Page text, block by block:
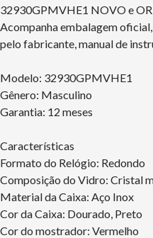
32930GPMVHE1 NOVO e
Acompanha embalagem
pelo fabricante, manual de
Modelo: 32930GPMVHE1
Gênero: Masculino
Garantia: 12 meses
Características
Formato do Relógio: Redondo
Composição do Vidro: Cristal
Material da Caixa: Aço Inox
Cor da Caixa: Dourado, Preto
Cor do mostrador: Vermelho